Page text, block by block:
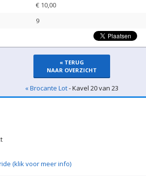
€ 10,00
9
« TERUG
NAAR OVERZICHT
« Brocante Lot- Kavel 20 van 23
(klik voor meer info)